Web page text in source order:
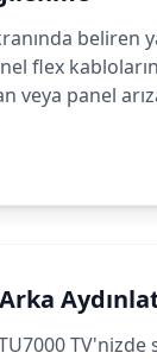
beliren
flex
veya panel